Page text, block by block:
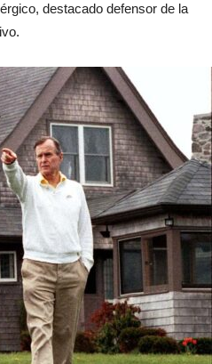
destacado defensor de la